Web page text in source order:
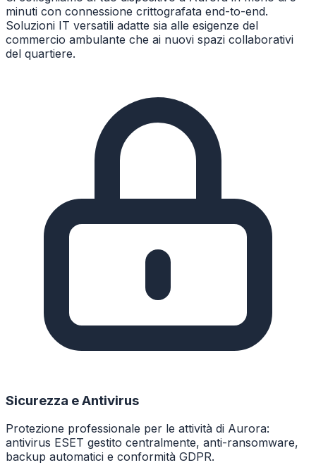
minuti con connessione crittografata end-to-end.
Soluzioni IT versatili adatte sia alle esigenze del
commercio ambulante che ai nuovi spazi collaborativi
del quartiere.
Sicurezza e Antivirus
Protezione professionale per le attività di Aurora:
antivirus ESET gestito centralmente, anti-ransomware,
backup automatici e conformità GDPR.